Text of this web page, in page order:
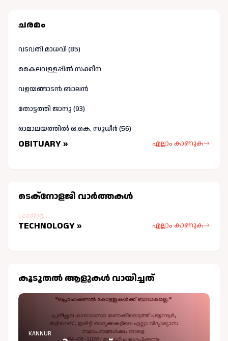
ചരമം
വടവതി മാധവി (85)
കൈലവള്ളപ്പിൽ സക്കീന
വളയങ്ങാടൻ ബാലൻ
തോട്ടത്തി ജാനു (93)
രാമാലയത്തിൽ ഒ.കെ. സുധീർ (56)
OBITUARY » എല്ലാം കാണുക
ടെക്നോളജി വാർത്തകള്‍
Loading...
TECHNOLOGY » എല്ലാം കാണുക
കൂടുതല്‍ ആളുകള്‍ വായിച്ചത്
KANNUR